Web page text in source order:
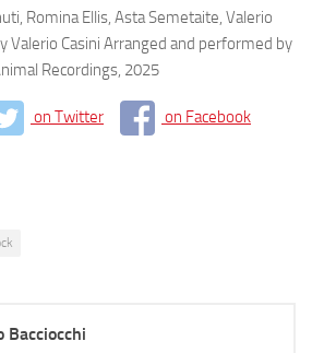
Romina Ellis, Asta Semetaite, Valerio
Valerio Casini Arranged and performed by
Recordings, 2025
on Twitter on Facebook
Bacciocchi